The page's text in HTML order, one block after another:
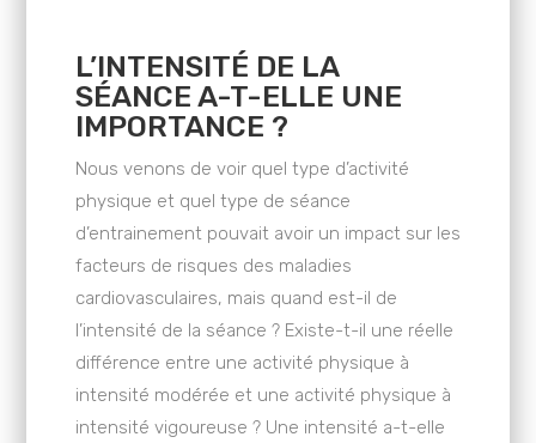
L’INTENSITÉ DE LA
SÉANCE A-T-ELLE UNE
IMPORTANCE ?
Nous venons de voir quel type d’activité
physique et quel type de séance
d’entrainement pouvait avoir un impact sur les
facteurs de risques des maladies
cardiovasculaires, mais quand est-il de
l’intensité de la séance ? Existe-t-il une réelle
différence entre une activité physique à
intensité modérée et une activité physique à
intensité vigoureuse ? Une intensité a-t-elle